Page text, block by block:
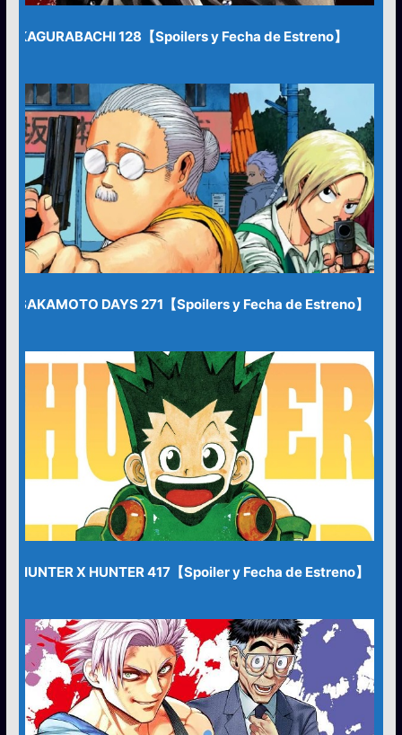
KAGURABACHI 128【Spoilers y Fecha de Estreno】
SAKAMOTO DAYS 271【Spoilers y Fecha de Estreno】
HUNTER X HUNTER 417【Spoiler y Fecha de Estreno】